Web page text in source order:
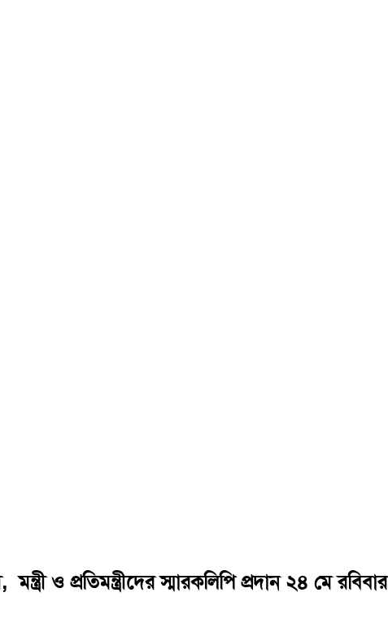
ও প্রতিমন্ত্রীদের স্মারকলিপি প্রদান ২৪ মে রবিবার